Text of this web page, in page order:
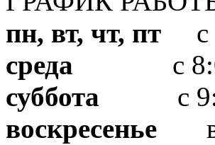
пн, вт, чт, пт с
среда с 8:00
суббота с
воскресенье